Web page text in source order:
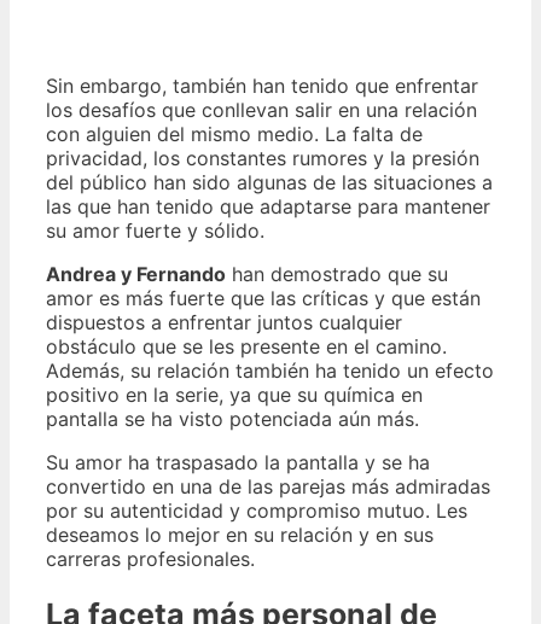
Sin embargo, también han tenido que enfrentar
los desafíos que conllevan salir en una relación
con alguien del mismo medio. La falta de
privacidad, los constantes rumores y la presión
del público han sido algunas de las situaciones a
las que han tenido que adaptarse para mantener
su amor fuerte y sólido.
Andrea y Fernando han demostrado que su
amor es más fuerte que las críticas y que están
dispuestos a enfrentar juntos cualquier
obstáculo que se les presente en el camino.
Además, su relación también ha tenido un efecto
positivo en la serie, ya que su química en
pantalla se ha visto potenciada aún más.
Su amor ha traspasado la pantalla y se ha
convertido en una de las parejas más admiradas
por su autenticidad y compromiso mutuo. Les
deseamos lo mejor en su relación y en sus
carreras profesionales.
La faceta más personal de